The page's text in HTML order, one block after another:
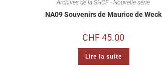
Archives de la SHCF - Nouvelle série
NA09 Souvenirs de Maurice de Weck
CHF45.00
Lire la suite